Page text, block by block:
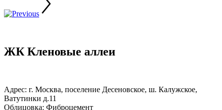
ЖК Кленовые аллеи
Адрес: г. Москва, поселение Десеновское, ш. Калужское,
Ватутинки д.11
Облицовка: Фиброцемент